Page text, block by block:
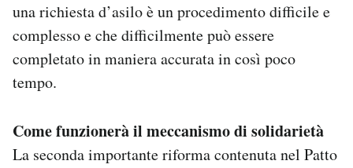
una richiesta d’asilo è un procedimento difficile e
complesso e che difficilmente può essere
completato in maniera accurata in così poco
tempo.
Come funzionerà il meccanismo di solidarietà
La seconda importante riforma contenuta nel Patto